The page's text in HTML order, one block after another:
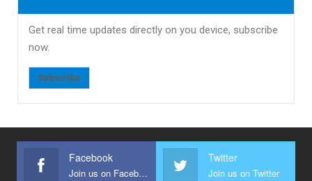
Get real time updates directly on you device, subscribe
now.
Subscribe
Facebook
Join us on Facebook
Twitter
Join us on Twitter